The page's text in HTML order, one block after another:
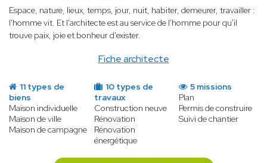
Fiche architecte
Espace, nature, lieux, temps, jour, nuit, habiter, demeurer, travailler :
l'homme vit. Et l'architecte est au service de l'homme pour qu'il
trouve paix, joie et bonheur d'exister.
11 types de
biens
Maison individuelle
Maison de ville
Maison de campagne
10 types de
travaux
Construction neuve
Rénovation
Rénovation
énergétique
5 missions
Plan
Permis de construire
Suivi de chantier